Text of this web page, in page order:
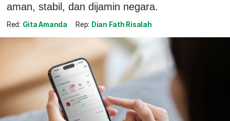
aman, stabil, dan dijamin negara.
Red: Gita Amanda Rep: Dian Fath Risalah